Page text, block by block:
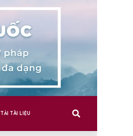
TẢI TÀI LIỆU